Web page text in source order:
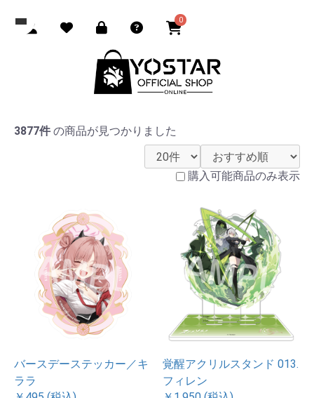
0
3877件 の商品が見つかりました
購入可能商品のみ表示
バースデーステッカー／キ
ララ
覚醒アクリルスタンド 013.
フィレン